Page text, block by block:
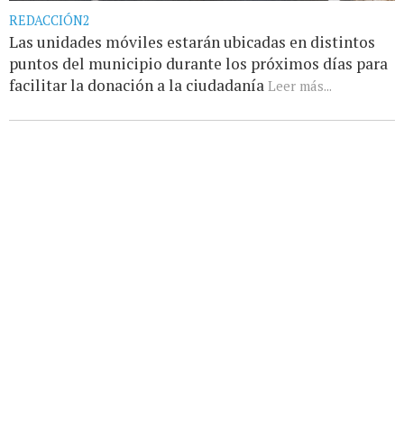
REDACCIÓN2
Las unidades móviles estarán ubicadas en distintos
puntos del municipio durante los próximos días para
facilitar la donación a la ciudadanía Leer más...